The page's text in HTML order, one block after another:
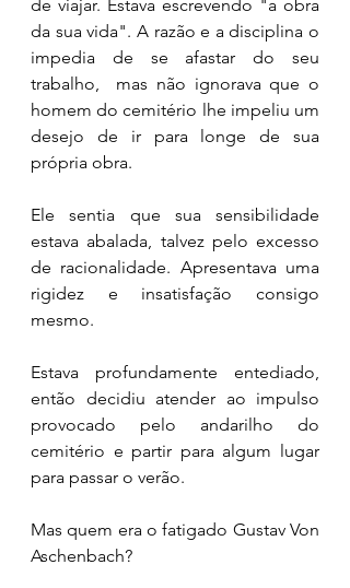
de viajar. Estava escrevendo "a obra
da sua vida". A razão e a disciplina o
impedia de se afastar do seu
trabalho,  mas não ignorava que o
homem do cemitério lhe impeliu um
desejo de ir para longe de sua
própria obra.
Ele sentia que sua sensibilidade
estava abalada, talvez pelo excesso
de racionalidade. Apresentava uma
rigidez e insatisfação consigo
mesmo.
Estava profundamente entediado,
então decidiu atender ao impulso
provocado pelo andarilho do
cemitério e partir para algum lugar
para passar o verão.
Mas quem era o fatigado Gustav Von
Aschenbach?